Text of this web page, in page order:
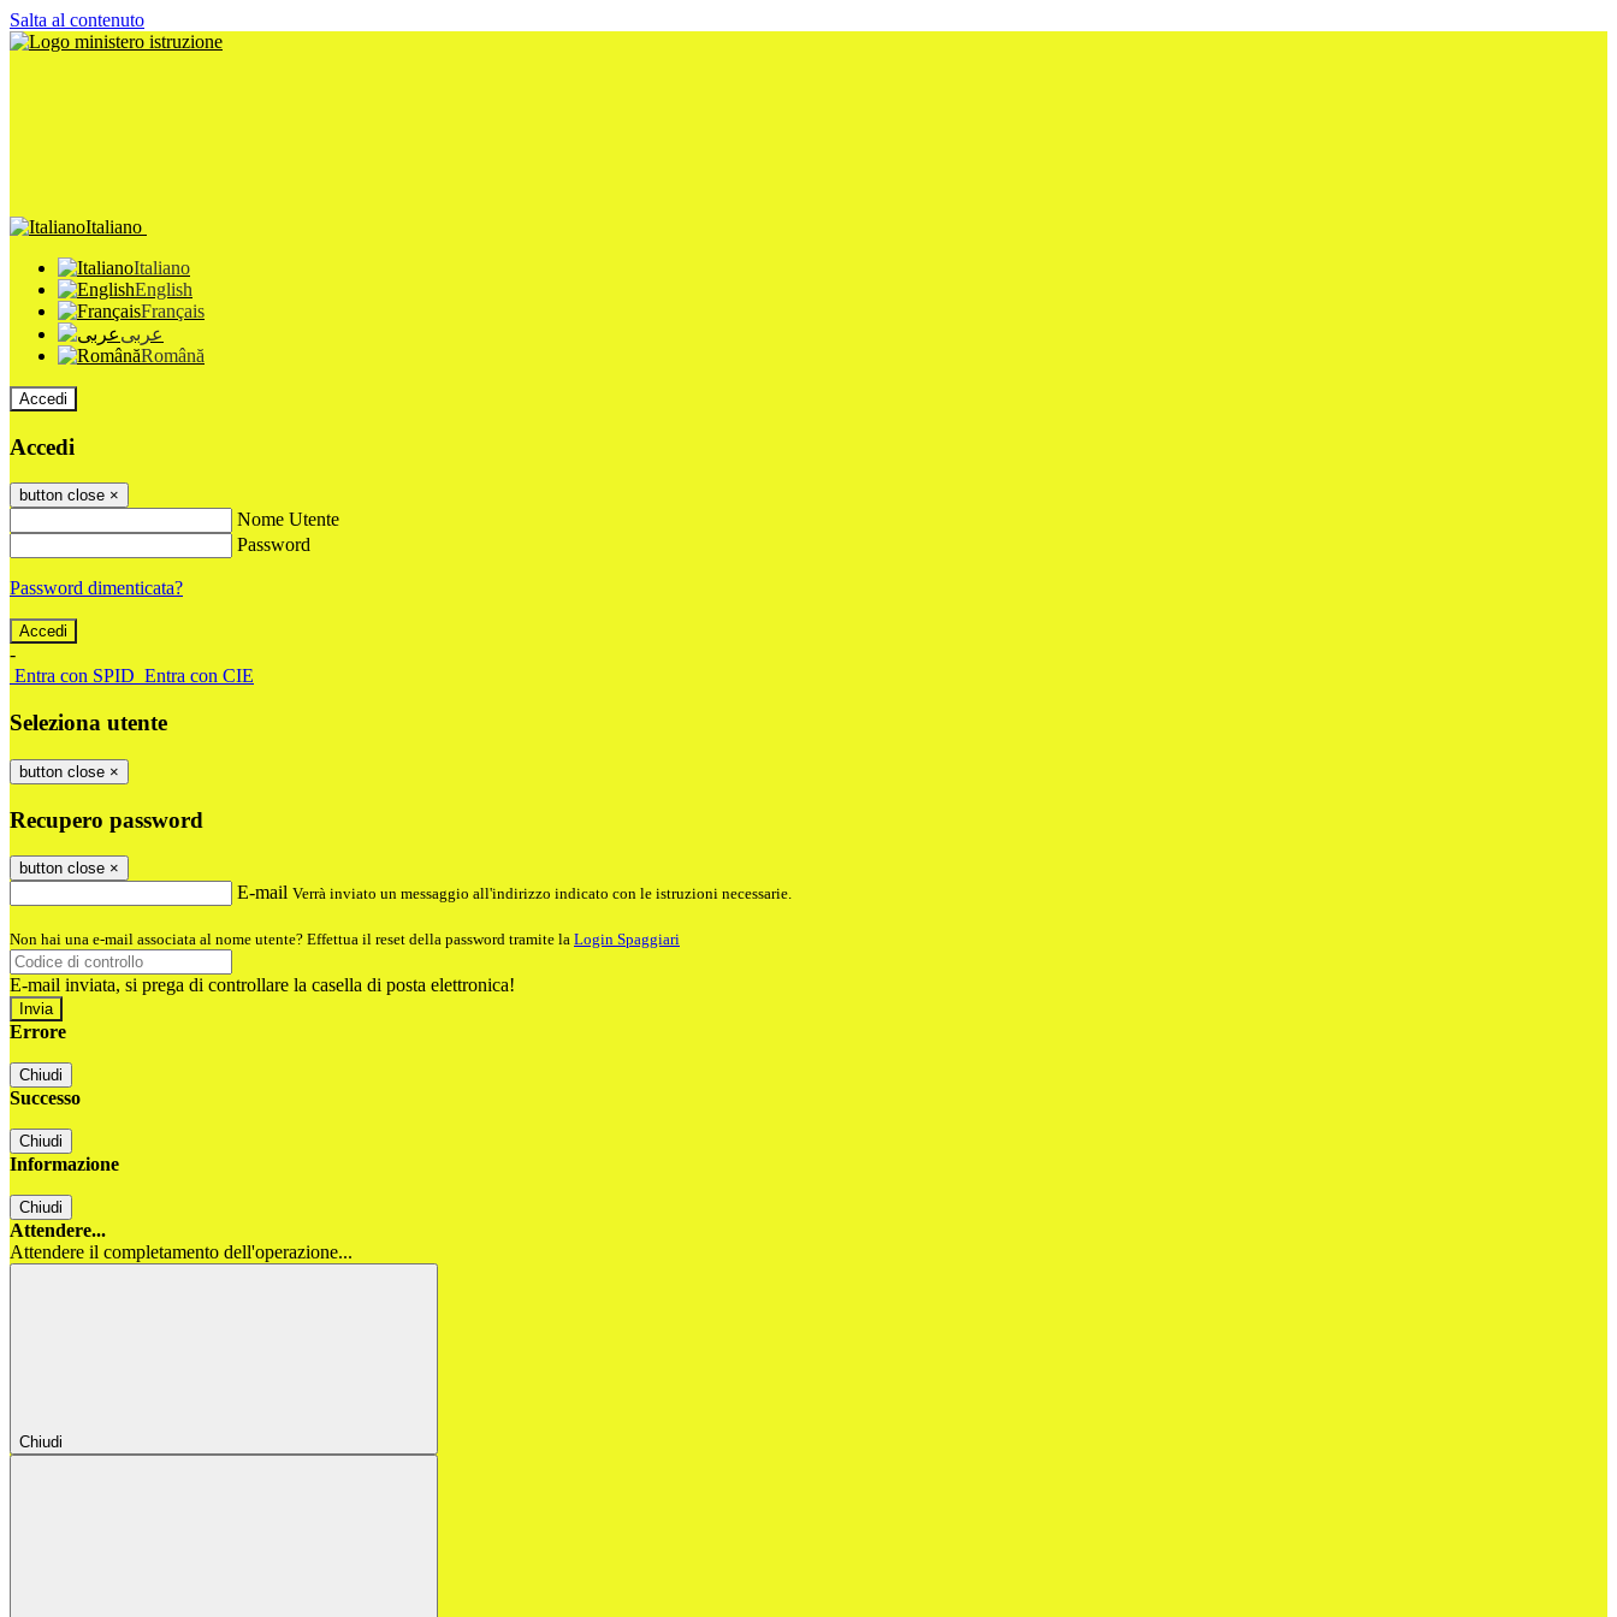
Salta al contenuto
Italiano
Italiano
English
Français
عربى
Română
Accedi
Accedi
button close ×
Nome Utente
Password
Password dimenticata?
-
Entra con SPID Entra con CIE
Seleziona utente
button close ×
Recupero password
button close ×
E-mail Verrà inviato un messaggio all'indirizzo indicato con le istruzioni necessarie.
Non hai una e-mail associata al nome utente? Effettua il reset della password tramite la Login Spaggiari
E-mail inviata, si prega di controllare la casella di posta elettronica!
Errore
Chiudi
Successo
Chiudi
Informazione
Chiudi
Attendere...
Attendere il completamento dell'operazione...
Chiudi